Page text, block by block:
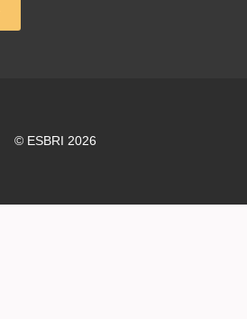
© ESBRI 2026